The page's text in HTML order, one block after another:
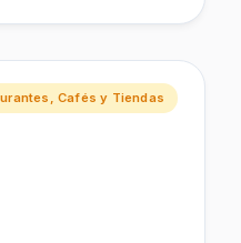
Cafés y Tiendas